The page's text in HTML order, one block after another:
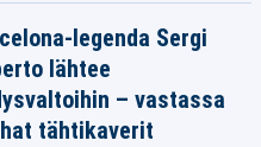
legenda Sergi
lähtee
– vastassa
tähtikaverit